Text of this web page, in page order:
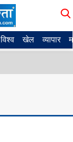
विश्व खेल व्यापार